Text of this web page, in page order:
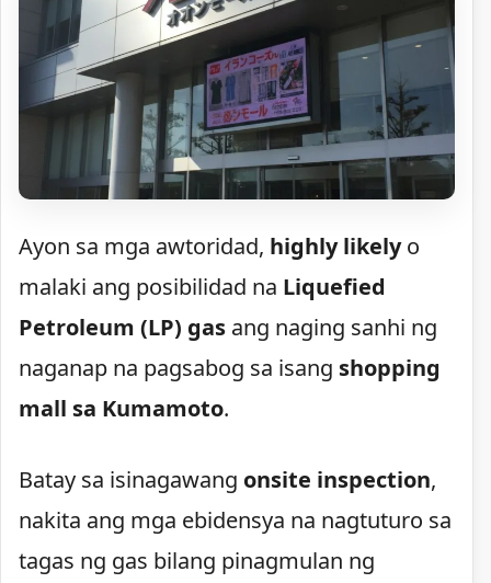
Ayon sa mga awtoridad, highly likelyo
malaki ang posibilidad na Liquefied
Petroleum (LP) gas ang naging sanhi ng
naganap na pagsabog sa isang shopping
mall sa Kumamoto.
Batay sa isinagawang onsite inspection,
nakita ang mga ebidensya na nagtuturo sa
tagas ng gas bilang pinagmulan ng